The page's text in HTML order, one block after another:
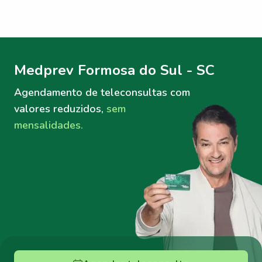
Medprev Formosa do Sul - SC
Agendamento de teleconsultas com
valores reduzidos, sem
mensalidades.